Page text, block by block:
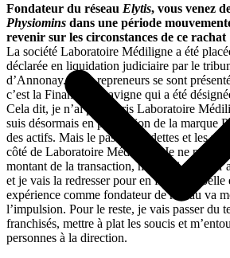
Fondateur du réseau Elytis, vous venez
Physiomins dans une période
revenir sur les circonstances de ce rachat
La société Laboratoire Médiligne a été
déclarée en liquidation judiciaire par le
d’Annonay. Cinq repreneurs se sont
c’est la Financière Lavigne qui a été
Cela dit, je n’ai pas repris Laboratoire
suis désormais en possession de la marque
des actifs. Mais le passif, les dettes et les
côté de Laboratoire Médiligne. Je ne peux
montant de la transaction, mais j’ai mis de
et je vais la redresser pour en faire une belle
expérience comme fondateur de réseau va
l’impulsion. Pour le reste, je vais passer du
franchisés, mettre à plat les soucis et
personnes à la direction.